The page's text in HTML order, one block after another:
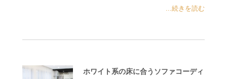
...続きを読む
ホワイト系の床に合うソファコーディ